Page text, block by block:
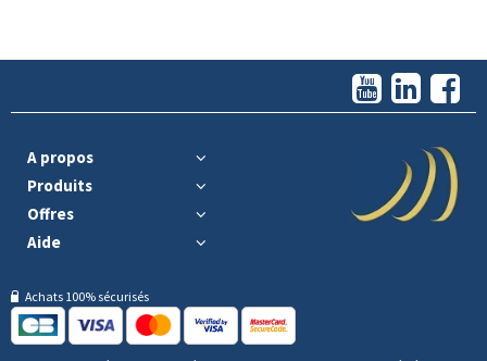
A propos
Produits
Offres
Aide
Achats 100% sécurisés